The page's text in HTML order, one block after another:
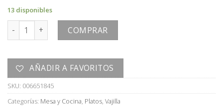
13 disponibles
PLATO cantidad COMPRAR
AÑADIR A FAVORITOS
SKU: 006651845
Categorías: Mesa y Cocina, Platos, Vajilla